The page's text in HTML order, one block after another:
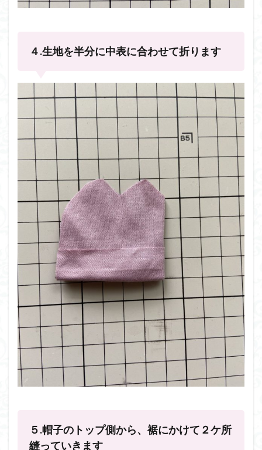
４.生地を半分に中表に合わせて折ります
５.帽子のトップ側から、裾にかけて２ケ所
縫っていきます